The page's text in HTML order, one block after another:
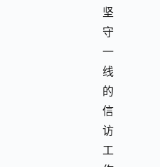
坚
守
一
线
的
信
访
工